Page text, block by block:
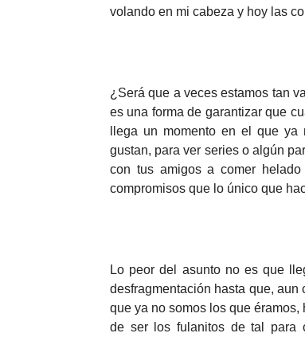
volando en mi cabeza y hoy las
¿Será que a veces estamos tan
es una forma de garantizar que
llega un momento en el que
gustan, para ver series o algún
con tus amigos a comer
compromisos que lo único que
Lo peor del asunto no es que
desfragmentación hasta que,
que ya no somos los que
de ser los fulanitos de tal para